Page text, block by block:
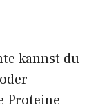
kannst du
Proteine